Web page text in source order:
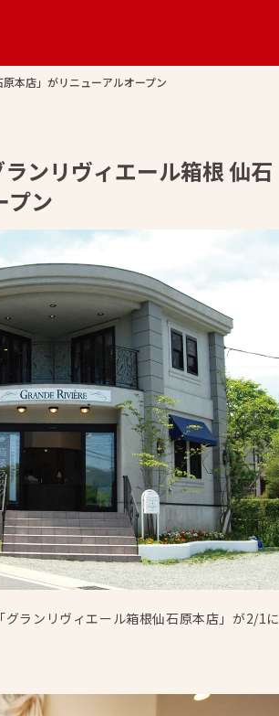
本店」がリニューアルオープン
ンリヴィエール箱根 仙石
プン
ランリヴィエール箱根仙石原本店」が2/1に